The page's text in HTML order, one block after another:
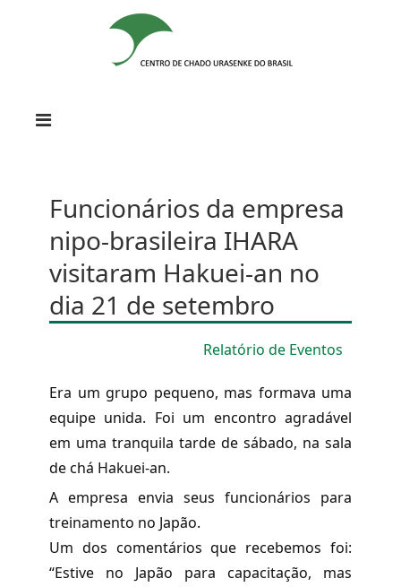
Funcionários da empresa
nipo-brasileira IHARA
visitaram Hakuei-an no
dia 21 de setembro
Relatório de Eventos
Era um grupo pequeno, mas formava uma
equipe unida. Foi um encontro agradável
em uma tranquila tarde de sábado, na sala
de chá Hakuei-an.
A empresa envia seus funcionários para
treinamento no Japão.
Um dos comentários que recebemos foi:
“Estive no Japão para capacitação, mas